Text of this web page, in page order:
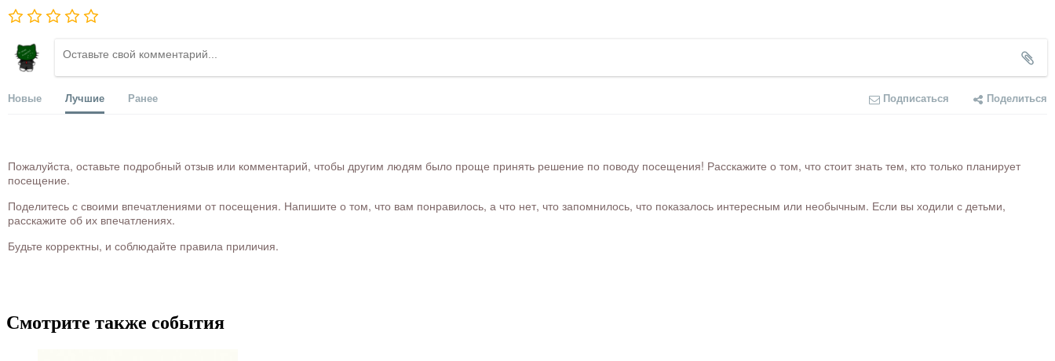
Новые Лучшие Ранее Подписаться Поделиться
Пожалуйста, оставьте подробный отзыв или комментарий, чтобы другим людям было проще принять решение по поводу посещения! Расскажите о том, что стоит знать тем, кто только планирует
посещение.
Поделитесь с своими впечатлениями от посещения. Напишите о том, что вам понравилось, а что нет, что запомнилось, что показалось интересным или необычным. Если вы ходили с детьми,
расскажите об их впечатлениях.
Будьте корректны, и соблюдайте правила приличия.
Смотрите также события